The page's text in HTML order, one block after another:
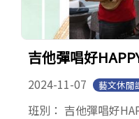
吉他彈唱好
2024-11-07 藝文休閒
班別： 吉他彈唱好